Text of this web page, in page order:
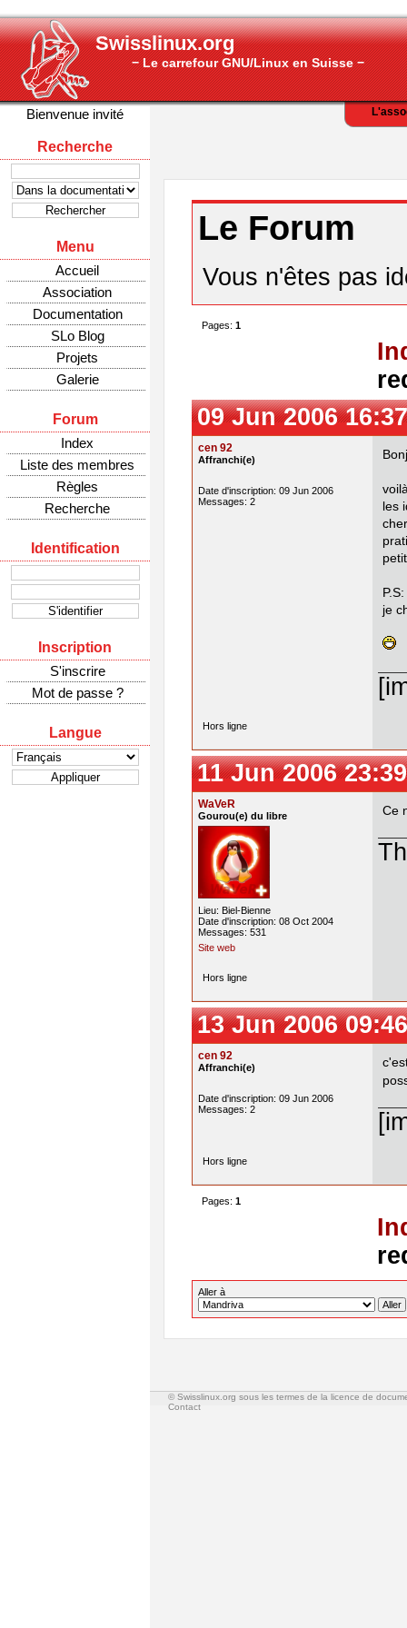
Swisslinux.org
− Le carrefour GNU/Linux en Suisse −
Bienvenue invité
Recherche
Menu
Accueil
Association
Documentation
SLo Blog
Projets
Galerie
Forum
Index
Liste des membres
Règles
Recherche
Identification
Inscription
S'inscrire
Mot de passe ?
Langue
Le Forum
Vous n'êtes pas
Pages: 1
09 Jun 2006
cen 92
Affranchi(e)
Date d'inscription: 09 Jun 2006
Messages: 2
les
je
Hors ligne
11 Jun 2006
WaVeR
Gourou(e) du libre
Lieu: Biel-Bienne
Date d'inscription: 08 Oct 2004
Messages: 531
Site web
Ce
Hors ligne
13 Jun 2006
cen 92
Affranchi(e)
Date d'inscription: 09 Jun 2006
Messages: 2
Hors ligne
Pages: 1
Aller à
© Swisslinux.org sous les termes de la licence de
Contact